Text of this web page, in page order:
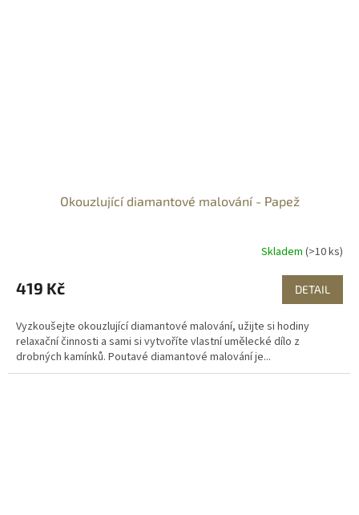
Okouzlující diamantové malování - Papež
Skladem (>10 ks)
419 Kč DETAIL
Vyzkoušejte okouzlující diamantové malování, užijte si hodiny
relaxační činnosti a sami si vytvoříte vlastní umělecké dílo z
drobných kamínků. Poutavé diamantové malování je...